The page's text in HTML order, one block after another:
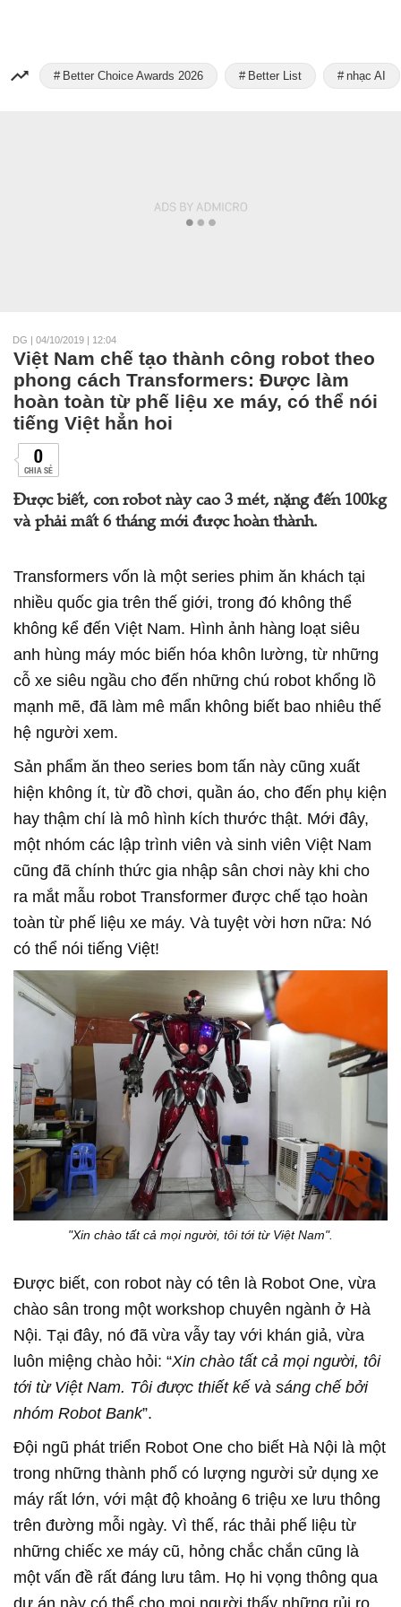
Better Choice Awards 2026 Better List nhạc AI
DG | 04/10/2019 | 12:04
Việt Nam chế tạo thành công robot theo
phong cách Transformers: Được làm
hoàn toàn từ phế liệu xe máy, có thể nói
tiếng Việt hẳn hoi
0
CHIA SẺ
Được biết, con robot này cao 3 mét, nặng đến 100kg
và phải mất 6 tháng mới được hoàn thành.
Transformers vốn là một series phim ăn khách tại
nhiều quốc gia trên thế giới, trong đó không thể
không kể đến Việt Nam. Hình ảnh hàng loạt siêu
anh hùng máy móc biến hóa khôn lường, từ những
cỗ xe siêu ngầu cho đến những chú robot khổng lồ
mạnh mẽ, đã làm mê mẩn không biết bao nhiêu thế
hệ người xem.
Sản phẩm ăn theo series bom tấn này cũng xuất
hiện không ít, từ đồ chơi, quần áo, cho đến phụ kiện
hay thậm chí là mô hình kích thước thật. Mới đây,
một nhóm các lập trình viên và sinh viên Việt Nam
cũng đã chính thức gia nhập sân chơi này khi cho
ra mắt mẫu robot Transformer được chế tạo hoàn
toàn từ phế liệu xe máy. Và tuyệt vời hơn nữa: Nó
có thể nói tiếng Việt!
"Xin chào tất cả mọi người, tôi tới từ Việt Nam".
Được biết, con robot này có tên là Robot One, vừa
chào sân trong một workshop chuyên ngành ở Hà
Nội. Tại đây, nó đã vừa vẫy tay với khán giả, vừa
luôn miệng chào hỏi: “Xin chào tất cả mọi người, tôi
tới từ Việt Nam. Tôi được thiết kế và sáng chế bởi
nhóm Robot Bank”.
Đội ngũ phát triển Robot One cho biết Hà Nội là một
trong những thành phố có lượng người sử dụng xe
máy rất lớn, với mật độ khoảng 6 triệu xe lưu thông
trên đường mỗi ngày. Vì thế, rác thải phế liệu từ
những chiếc xe máy cũ, hỏng chắc chắn cũng là
một vấn đề rất đáng lưu tâm. Họ hi vọng thông qua
dự án này có thể cho mọi người thấy những rủi ro,